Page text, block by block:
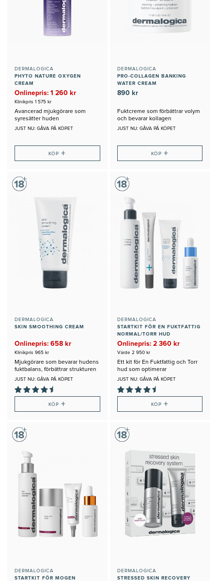
DERMALOGICA
PHYTO NATURE OXYGEN
CREAM
Onlinepris: 1 260 kr
Klinikpris 1 575 kr
Avancerad mjukgörare som
syresätter huden
JUST NU: GÅVA PÅ KÖPET
KÖP+
DERMALOGICA
PRO-COLLAGEN BANKING
WATER CREAM
890 kr
Fuktcreme som förbättrar volym
och bevarar kollagen
JUST NU: GÅVA PÅ KÖPET
KÖP +
DERMALOGICA
SKIN SMOOTHING CREAM
Onlinepris: 658 kr
Klinikpris 965 kr
Mjukgörare som bevarar hudens
fuktbalans, förbättrar strukturen
JUST NU: GÅVA PÅ KÖPET
KÖP+
DERMALOGICA
STARTKIT FÖR EN FUKTFATTIG
NORMAL/TORR HUD
Onlinepris: 2 360 kr
Värde 2 950 kr
Ett kit för En Fuktfattig och Torr
hud som optimerar
Fuktbalansen i Huden
JUST NU: GÅVA PÅ KÖPET
KÖP +
DERMALOGICA
STARTKIT FÖR MOGEN
DERMALOGICA
STRESSED SKIN RECOVERY